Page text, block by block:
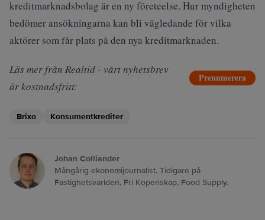
kreditmarknadsbolag är en ny företeelse. Hur myndigheten
bedömer ansökningarna kan bli vägledande för vilka
aktörer som får plats på den nya kreditmarknaden.
Läs mer från Realtid - vårt nyhetsbrev
är kostnadsfritt:
Prenumerera
Brixo Konsumentkrediter
Johan Colliander
Mångårig ekonomijournalist. Tidigare på
Fastighetsvärlden, Fri Köpenskap, Food Supply.